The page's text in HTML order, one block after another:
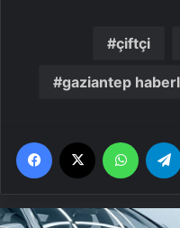
çiftçi
gaziantep
Facebook